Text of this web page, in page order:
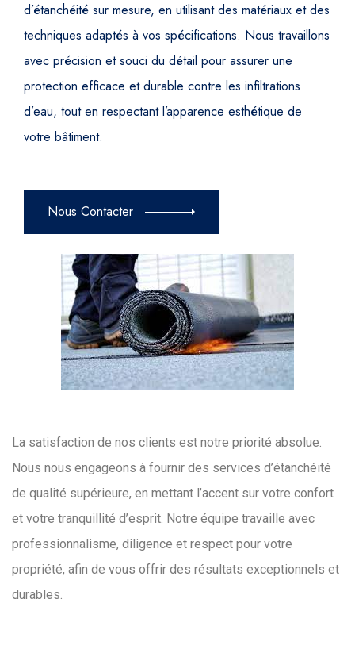
d’étanchéité sur mesure, en utilisant des matériaux et des
techniques adaptés à vos spécifications. Nous travaillons
avec précision et souci du détail pour assurer une
protection efficace et durable contre les infiltrations
d’eau, tout en respectant l’apparence esthétique de
votre bâtiment.
Nous Contacter
La satisfaction de nos clients est notre priorité absolue.
Nous nous engageons à fournir des services d’étanchéité
de qualité supérieure, en mettant l’accent sur votre confort
et votre tranquillité d’esprit. Notre équipe travaille avec
professionnalisme, diligence et respect pour votre
propriété, afin de vous offrir des résultats exceptionnels et
durables.